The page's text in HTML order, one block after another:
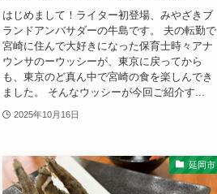
はじめまして！ライター初登場、みやざきブ
ランドアンバサダーの牛島です。 夫の転勤で
宮崎に住んで大好きになった保育士時々アナ
ウンサのーウッシーが、東京に戻ってから
も、東京のど真ん中で宮崎の食を楽しんでき
ました。 そんなウッシーが今回ご紹介す...
2025年10月16日
延岡市